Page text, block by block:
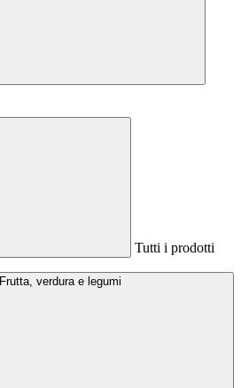
Tutti i prodotti
Frutta, verdura e legumi